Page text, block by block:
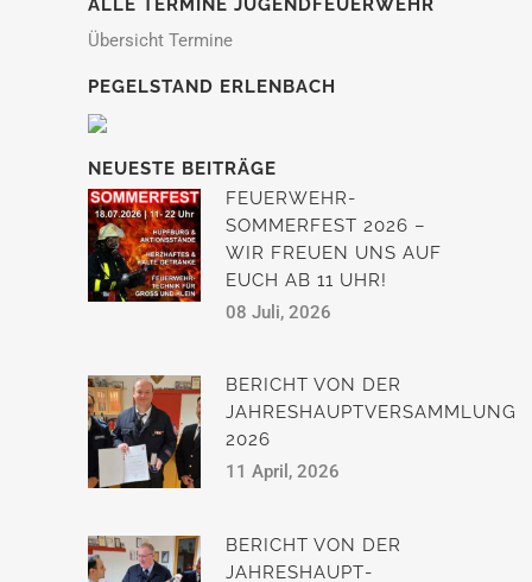
ALLE TERMINE JUGENDFEUERWEHR
Übersicht Termine
PEGELSTAND ERLENBACH
NEUESTE BEITRÄGE
FEUERWEHR-
SOMMERFEST 2026 –
WIR FREUEN UNS AUF
EUCH AB 11 UHR!
08 Juli, 2026
BERICHT VON DER
JAHRESHAUPTVERSAMMLUNG
2026
11 April, 2026
BERICHT VON DER
JAHRESHAUPT­